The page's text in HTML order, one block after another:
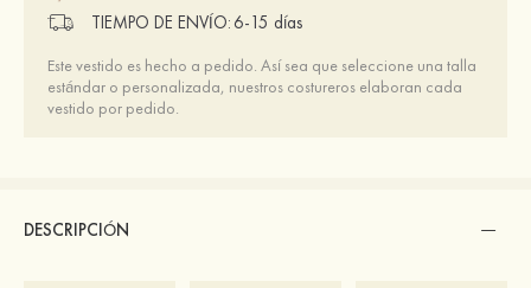
TIEMPO DE ENVÍO: 6-15 días
Este vestido es hecho a pedido. Así sea que seleccione una talla
estándar o personalizada, nuestros costureros elaboran cada
vestido por pedido.
DESCRIPCIÓN